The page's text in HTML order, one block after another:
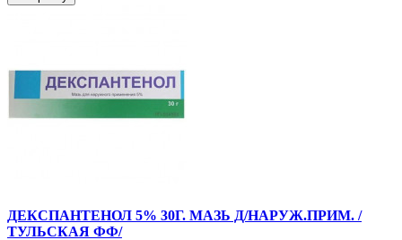
ДЕКСПАНТЕНОЛ 5% 30Г. МАЗЬ Д/НАРУЖ.ПРИМ. /
ТУЛЬСКАЯ ФФ/